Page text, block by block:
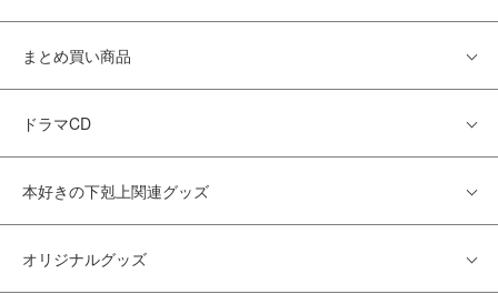
まとめ買い商品
ドラマCD
本好きの下剋上関連グッズ
オリジナルグッズ